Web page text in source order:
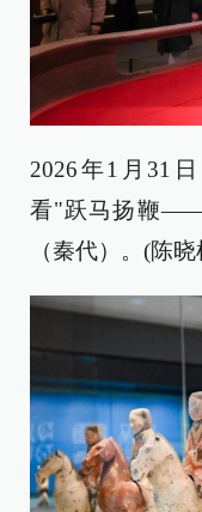
2026年1月31
看"跃马扬鞭——
（秦代）。(陈